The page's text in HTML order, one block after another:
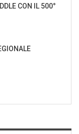
CON IL 500°